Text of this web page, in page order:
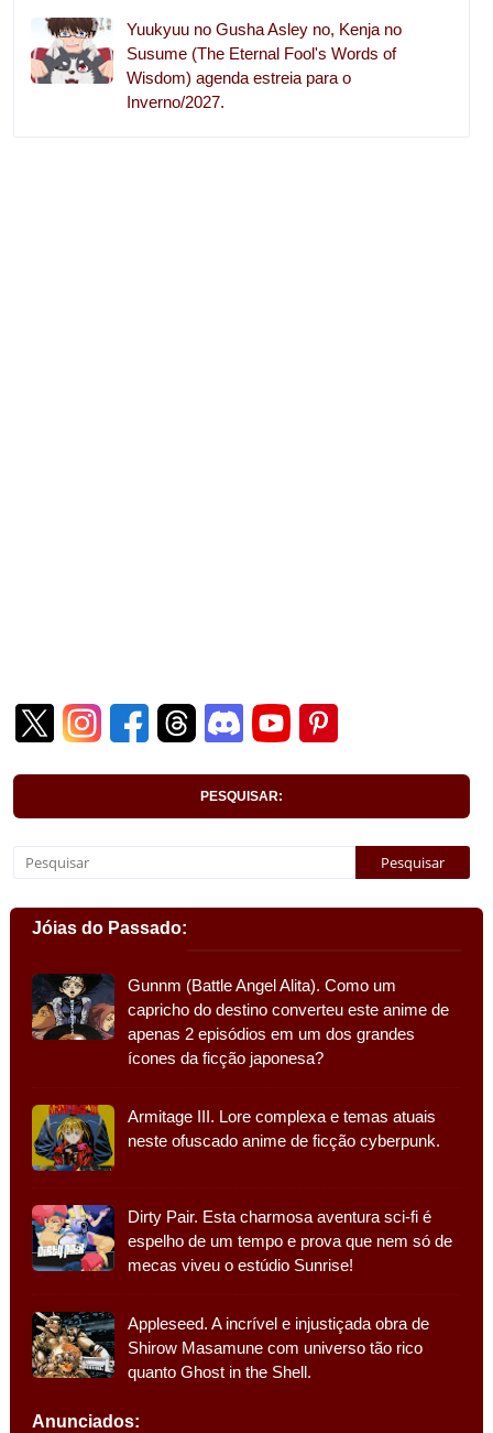
Yuukyuu no Gusha Asley no, Kenja no
Susume (The Eternal Fool's Words of
Wisdom) agenda estreia para o
Inverno/2027.
PESQUISAR:
Jóias do Passado:
Gunnm (Battle Angel Alita). Como um
capricho do destino converteu este anime de
apenas 2 episódios em um dos grandes
ícones da ficção japonesa?
Armitage III. Lore complexa e temas atuais
neste ofuscado anime de ficção cyberpunk.
Dirty Pair. Esta charmosa aventura sci-fi é
espelho de um tempo e prova que nem só de
mecas viveu o estúdio Sunrise!
Appleseed. A incrível e injustiçada obra de
Shirow Masamune com universo tão rico
quanto Ghost in the Shell.
Anunciados: